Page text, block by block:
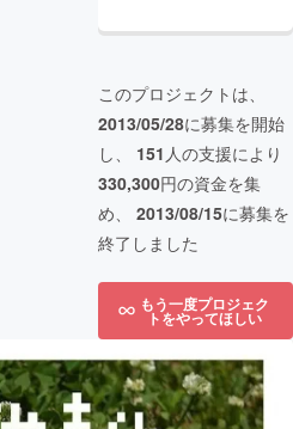
このプロジェクトは、
2013/05/28に募集を開始
し、 151 人の支援により
330,300円の資金を集
め、 2013/08/15に募集を
終了しました
もう一度プロジェク
トをやってほしい